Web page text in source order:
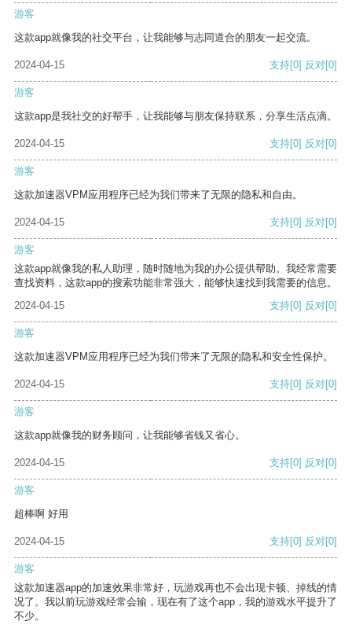
游客
这款app就像我的社交平台，让我能够与志同道合的朋友一起交流。
2024-04-15 支持[0] 反对[0]
游客
这款app是我社交的好帮手，让我能够与朋友保持联系，分享生活点滴。
2024-04-15 支持[0] 反对[0]
游客
这款加速器VPM应用程序已经为我们带来了无限的隐私和自由。
2024-04-15 支持[0] 反对[0]
游客
这款app就像我的私人助理，随时随地为我的办公提供帮助。我经常需要
查找资料，这款app的搜索功能非常强大，能够快速找到我需要的信息。
2024-04-15
支持[0] 反对[0]
游客
这款加速器VPM应用程序已经为我们带来了无限的隐私和安全性保护。
2024-04-15 支持[0] 反对[0]
游客
这款app就像我的财务顾问，让我能够省钱又省心。
2024-04-15 支持[0] 反对[0]
游客
超棒啊 好用
2024-04-15 支持[0] 反对[0]
游客
这款加速器app的加速效果非常好，玩游戏再也不会出现卡顿、掉线的情
况了。我以前玩游戏经常会输，现在有了这个app，我的游戏水平提升了
不少。